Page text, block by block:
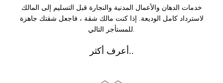
خدمات الدهان والأعمال المدنية والنجارة قبل التسليم إلى المالك
لاسترداد كامل الوديعة. إذا كنت مالك شقة ، فاجعل شقتك جاهزة
للمستأجر التالي.
أعرف أكثر..